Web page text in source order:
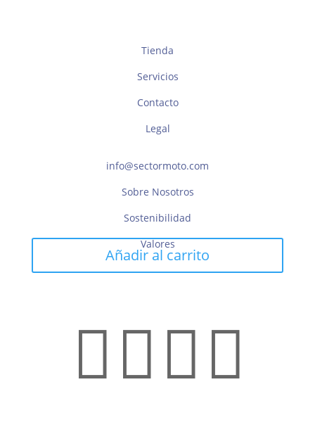
Añadir al carrito
Tienda
Servicios
Contacto
Legal
info@sectormoto.com
Sobre Nosotros
Sostenibilidad
Valores
   